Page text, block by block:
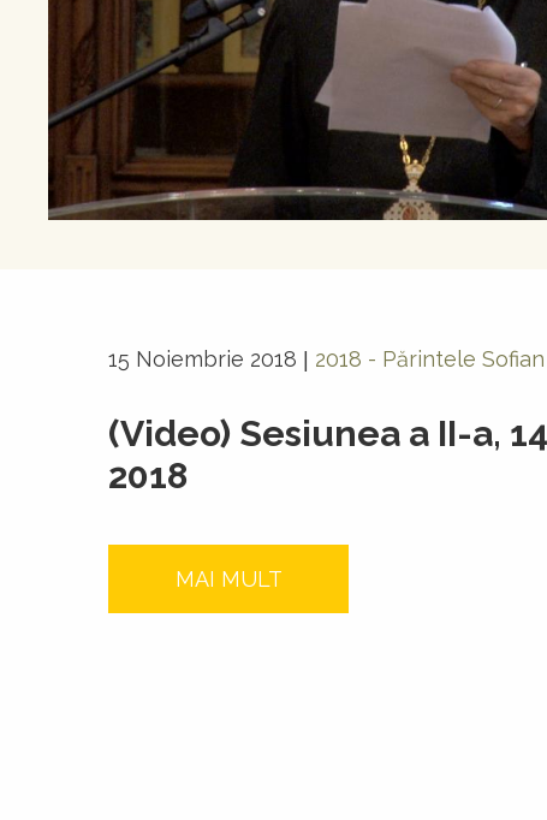
15 Noiembrie 2018 2018 - Părintele
(Video) Sesiunea a II-a,
2018
MAI MULT